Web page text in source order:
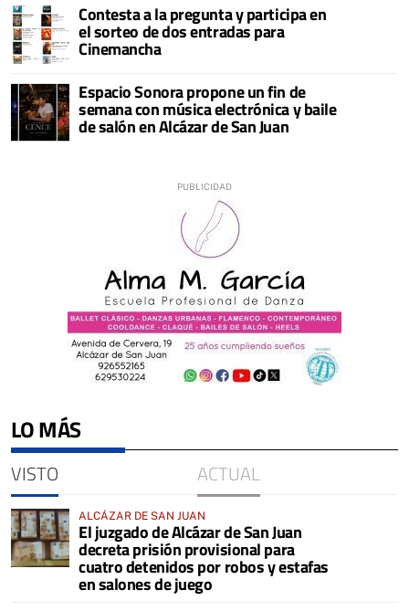
Contesta a la pregunta y participa en
el sorteo de dos entradas para
Cinemancha
Espacio Sonora propone un fin de
semana con música electrónica y baile
de salón en Alcázar de San Juan
LO MÁS
VISTO ACTUAL
ALCÁZAR DE SAN JUAN
El juzgado de Alcázar de San Juan
decreta prisión provisional para
cuatro detenidos por robos y estafas
en salones de juego